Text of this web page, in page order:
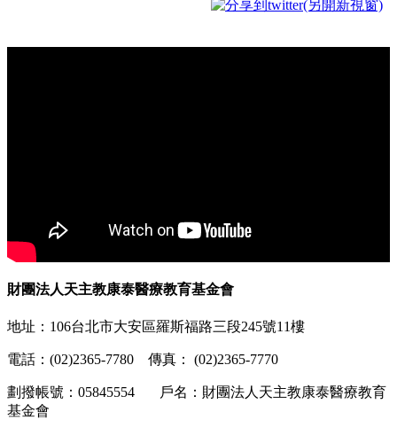
財團法人天主教康泰醫療教育基金會
地址：106台北市大安區羅斯福路三段245號11樓
電話：(02)2365-7780 傳真： (02)2365-7770
劃撥帳號：05845554 戶名：財團法人天主教康泰醫療教育
基金會